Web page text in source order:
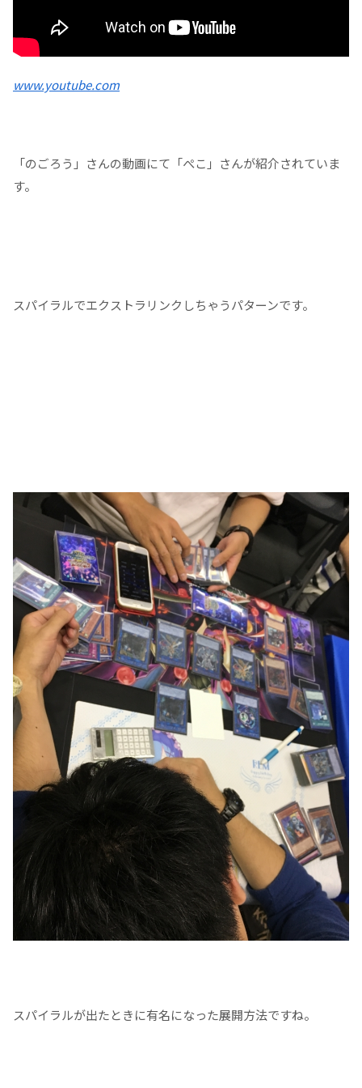
www.youtube.com
「のごろう」さんの動画にて「ぺこ」さんが紹介されていま
す。
スパイラルでエクストラリンクしちゃうパターンです。
スパイラルが出たときに有名になった展開方法ですね。